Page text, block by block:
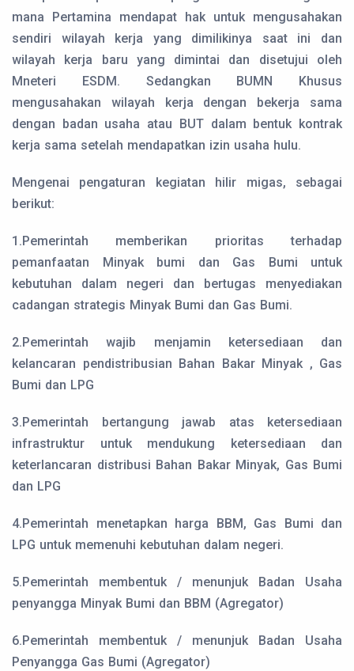
mana Pertamina mendapat hak untuk mengusahakan
sendiri wilayah kerja yang dimilikinya saat ini dan
wilayah kerja baru yang dimintai dan disetujui oleh
Mneteri ESDM. Sedangkan BUMN Khusus
mengusahakan wilayah kerja dengan bekerja sama
dengan badan usaha atau BUT dalam bentuk kontrak
kerja sama setelah mendapatkan izin usaha hulu.
Mengenai pengaturan kegiatan hilir migas, sebagai
berikut:
1.Pemerintah memberikan prioritas terhadap
pemanfaatan Minyak bumi dan Gas Bumi untuk
kebutuhan dalam negeri dan bertugas menyediakan
cadangan strategis Minyak Bumi dan Gas Bumi.
2.Pemerintah wajib menjamin ketersediaan dan
kelancaran pendistribusian Bahan Bakar Minyak , Gas
Bumi dan LPG
3.Pemerintah bertangung jawab atas ketersediaan
infrastruktur untuk mendukung ketersediaan dan
keterlancaran distribusi Bahan Bakar Minyak, Gas Bumi
dan LPG
4.Pemerintah menetapkan harga BBM, Gas Bumi dan
LPG untuk memenuhi kebutuhan dalam negeri.
5.Pemerintah membentuk / menunjuk Badan Usaha
penyangga Minyak Bumi dan BBM (Agregator)
6.Pemerintah membentuk / menunjuk Badan Usaha
Penyangga Gas Bumi (Agregator)